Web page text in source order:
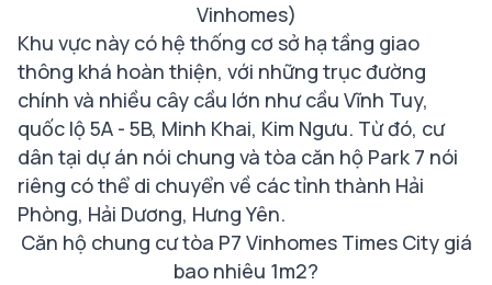
Vinhomes)
Khu vực này có hệ thống cơ sở hạ tầng giao
thông khá hoàn thiện, với những trục đường
chính và nhiều cây cầu lớn như cầu Vĩnh Tuy,
quốc lộ 5A - 5B, Minh Khai, Kim Ngưu. Từ đó, cư
dân tại dự án nói chung và tòa căn hộ Park 7 nói
riêng có thể di chuyển về các tỉnh thành Hải
Phòng, Hải Dương, Hưng Yên.
Căn hộ chung cư tòa P7 Vinhomes Times City giá
bao nhiêu 1m2?